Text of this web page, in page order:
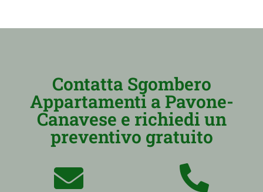
Contatta Sgombero
Appartamenti a Pavone-
Canavese e richiedi un
preventivo gratuito